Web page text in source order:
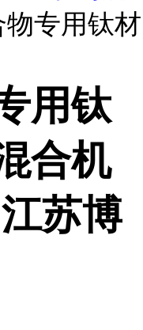
专用钛材
用钛
合机
苏博